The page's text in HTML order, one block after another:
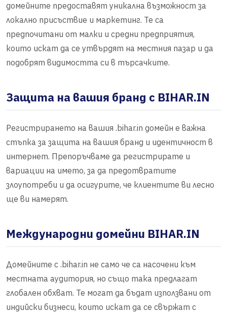
домейните предоставят уникална възможност за
локално присъствие и маркетинг. Те са
предпочитани от малки и средни предприятия,
които искат да се утвърдят на местния пазар и да
подобрят видимостта си в търсачките.
Защита на вашия бранд с BIHAR.IN
Регистрирането на вашия .bihar.in домейн е важна
стъпка за защита на вашия бранд и идентичност в
интернет. Препоръчваме да регистрирате и
вариации на името, за да предотвратите
злоупотреби и да осигурите, че клиентите ви лесно
ще ви намерят.
Международни домейни BIHAR.IN
Домейните с .bihar.in не само че са насочени към
местната аудитория, но също така предлагат
глобален обхват. Те могат да бъдат използвани от
индийски бизнеси, които искат да се свържат с